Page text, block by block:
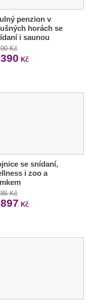
penzion v
horách se
i saunou
Kč
Kč
se snídaní,
i zoo a
Kč
Kč